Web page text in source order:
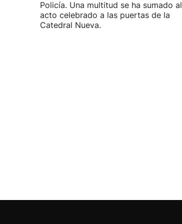
Policía. Una multitud se ha sumado al
acto celebrado a las puertas de la
Catedral Nueva.